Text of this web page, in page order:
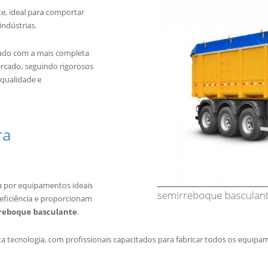
semirreboque
ideal para comportar
com a mais completa
seguindo rigorosos
e
por equipamentos ideais
e proporcionam
basculante.
tecnologia, com profissionais capacitados para fabricar todos os